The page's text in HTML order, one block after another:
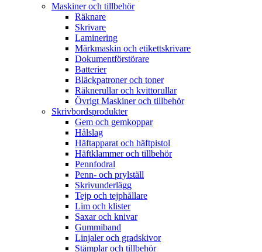
Maskiner och tillbehör
Räknare
Skrivare
Laminering
Märkmaskin och etikettskrivare
Dokumentförstörare
Batterier
Bläckpatroner och toner
Räknerullar och kvittorullar
Övrigt Maskiner och tillbehör
Skrivbordsprodukter
Gem och gemkoppar
Hålslag
Häftapparat och häftpistol
Häftklammer och tillbehör
Pennfodral
Penn- och prylställ
Skrivunderlägg
Tejp och tejphållare
Lim och klister
Saxar och knivar
Gummiband
Linjaler och gradskivor
Stämplar och tillbehör